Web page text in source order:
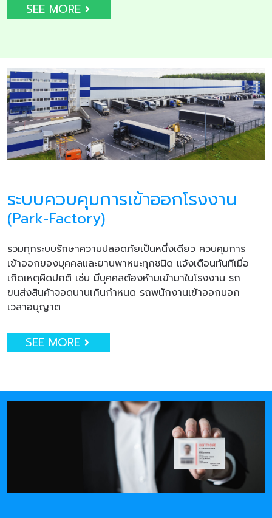
SEE MORE
ระบบควบคุมการเข้าออกโรงงาน
(Park-Factory)
รวมทุกระบบรักษาความปลอดภัยเป็นหนึ่งเดียว ควบคุมการ
เข้าออกของบุคคลและยานพาหนะทุกชนิด แจ้งเตือนทันทีเมื่อ
เกิดเหตุผิดปกติ เช่น มีบุคคลต้องห้ามเข้ามาในโรงงาน รถ
ขนส่งสินค้าจอดนานเกินกำหนด รถพนักงานเข้าออกนอก
เวลาอนุญาต
SEE MORE